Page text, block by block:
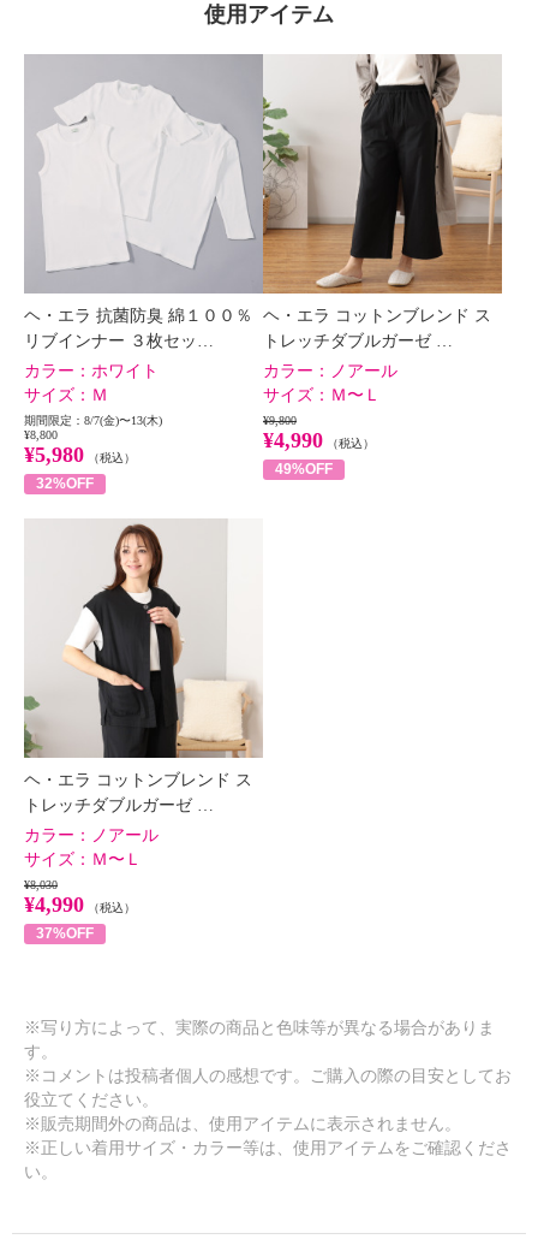
使用アイテム
ヘ・エラ 抗菌防臭 綿１００％
リブインナー ３枚セッ…
カラー： ホワイト
サイズ： Ｍ
期間限定：8/7(金)〜13(木)
¥8,800
¥5,980 （税込）
32%OFF
ヘ・エラ コットンブレンド ス
トレッチダブルガーゼ …
カラー：
ノアール
サイズ： Ｍ〜Ｌ
¥9,800
¥4,990 （税込）
49%OFF
ヘ・エラ コットンブレンド ス
トレッチダブルガーゼ …
カラー：
ノアール
サイズ： Ｍ〜Ｌ
¥8,030
¥4,990 （税込）
37%OFF
※写り方によって、実際の商品と色味等が異なる場合がありま
す。
※コメントは投稿者個人の感想です。ご購入の際の目安としてお
役立てください。
※販売期間外の商品は、使用アイテムに表示されません。
※正しい着用サイズ・カラー等は、使用アイテムをご確認くださ
い。